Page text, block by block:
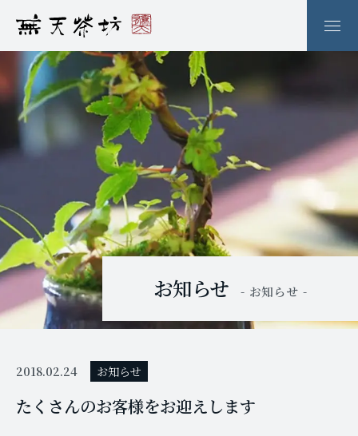
お知らせ - お知らせ -
2018.02.24 お知らせ
たくさんのお客様をお迎えします